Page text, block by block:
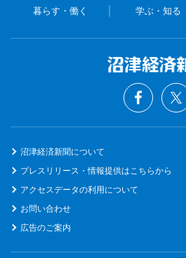
暮らす・働く 学ぶ・知る
沼津経済新聞について
プレスリリース・情報提供はこちらから
アクセスデータの利用について
お問い合わせ
広告のご案内